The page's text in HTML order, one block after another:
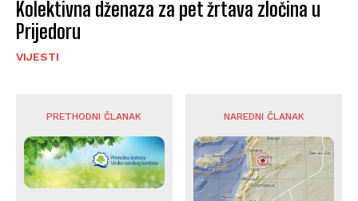
Kolektivna dženaza za pet žrtava zločina u
Prijedoru
VIJESTI
PRETHODNI ČLANAK NAREDNI ČLANAK